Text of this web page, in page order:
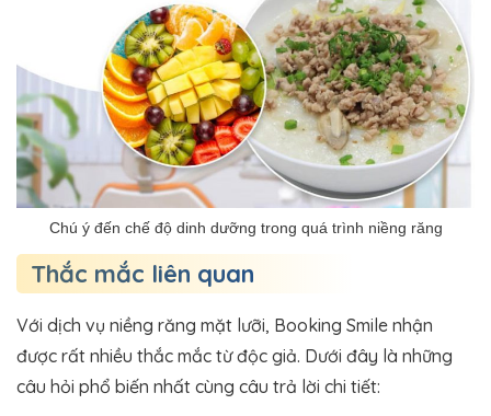
Chú ý đến chế độ dinh dưỡng trong quá trình niềng răng
Thắc mắc liên quan
Với dịch vụ niềng răng mặt lưỡi, Booking Smile nhận
được rất nhiều thắc mắc từ độc giả. Dưới đây là những
câu hỏi phổ biến nhất cùng câu trả lời chi tiết: